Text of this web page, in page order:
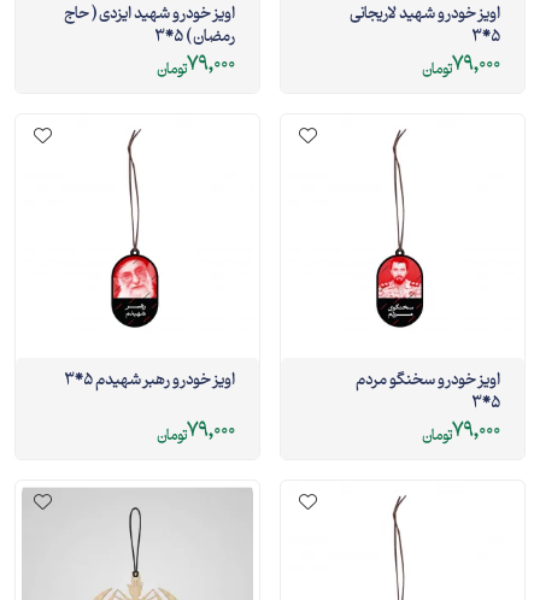
اویز خودرو شهید لاریجانی
5*3
79,000تومان
اویز خودرو شهید ایزدی ( حاج
رمضان ) 5*3
79,000تومان
اویز خودرو سخنگو مردم
5*3
79,000تومان
اویز خودرو رهبر شهیدم 5*3
79,000تومان